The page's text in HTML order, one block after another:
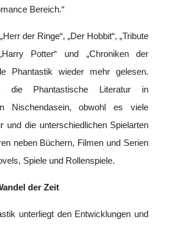
Bereich.“
der Ringe“, „Der Hobbit“, „Tribute
Potter“ und „Chroniken der
Phantastik wieder mehr gelesen.
die Phantastische Literatur in
Nischendasein, obwohl es viele
und die unterschiedlichen Spielarten
neben Büchern, Filmen und Serien
Spiele und Rollenspiele.
der Zeit
unterliegt den Entwicklungen und